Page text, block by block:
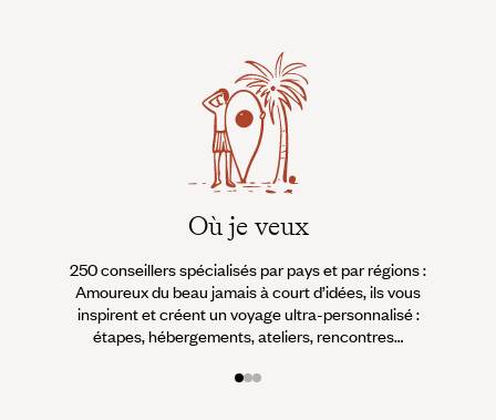
Où je veux
250 conseillers spécialisés par pays et par régions :
Amoureux du beau jamais à court d’idées, ils vous
inspirent et créent un voyage ultra-personnalisé :
étapes, hébergements, ateliers, rencontres…